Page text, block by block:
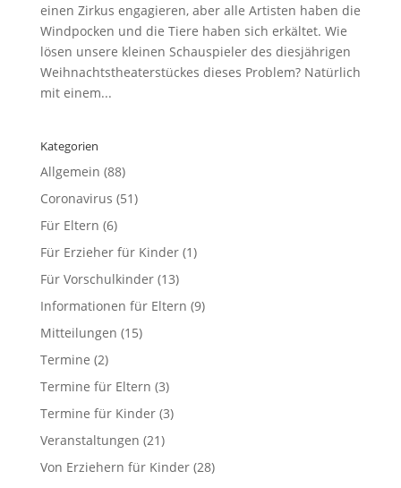
einen Zirkus engagieren, aber alle Artisten haben die
Windpocken und die Tiere haben sich erkältet. Wie
lösen unsere kleinen Schauspieler des diesjährigen
Weihnachtstheaterstückes dieses Problem? Natürlich
mit einem...
Kategorien
Allgemein (88)
Coronavirus (51)
Für Eltern (6)
Für Erzieher für Kinder(1)
Für Vorschulkinder(13)
Informationen für Eltern (9)
Mitteilungen (15)
Termine (2)
Termine für Eltern (3)
Termine für Kinder(3)
Veranstaltungen (21)
Von Erziehern für Kinder(28)